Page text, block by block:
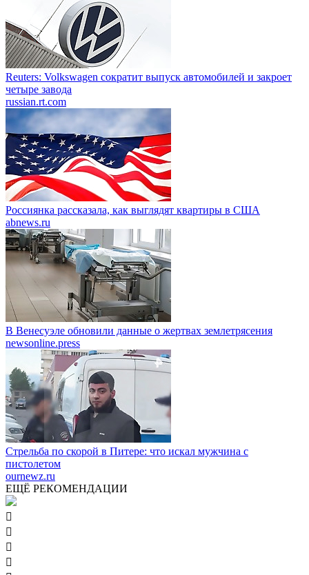
Reuters: Volkswagen сократит выпуск автомобилей и закроет
четыре завода
russian.rt.com
Россиянка рассказала, как выглядят квартиры в США
abnews.ru
В Венесуэле обновили данные о жертвах землетрясения
newsonline.press
Стрельба по скорой в Питере: что искал мужчина с
пистолетом
ournewz.ru
ЕЩЁ РЕКОМЕНДАЦИИ



